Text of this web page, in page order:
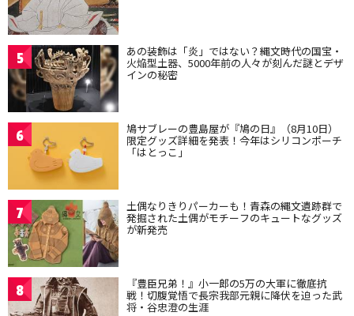
5 あの装飾は「炎」ではない？縄文時代の国宝・
火焔型土器、5000年前の人々が刻んだ謎とデザ
インの秘密
6 鳩サブレーの豊島屋が『鳩の日』（8月10日）
限定グッズ詳細を発表！今年はシリコンポーチ
「はとっこ」
7 土偶なりきりパーカーも！青森の縄文遺跡群で
発掘された土偶がモチーフのキュートなグッズ
が新発売
8 『豊臣兄弟！』小一郎の5万の大軍に徹底抗
戦！切腹覚悟で長宗我部元親に降伏を迫った武
将・谷忠澄の生涯